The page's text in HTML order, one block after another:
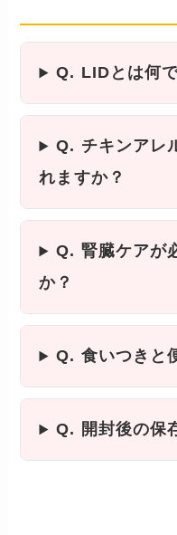
Q. LIDとは何
Q. チキンアレ
れますか？
Q. 腎臓ケアが
か？
Q. 食いつきと
Q. 開封後の保